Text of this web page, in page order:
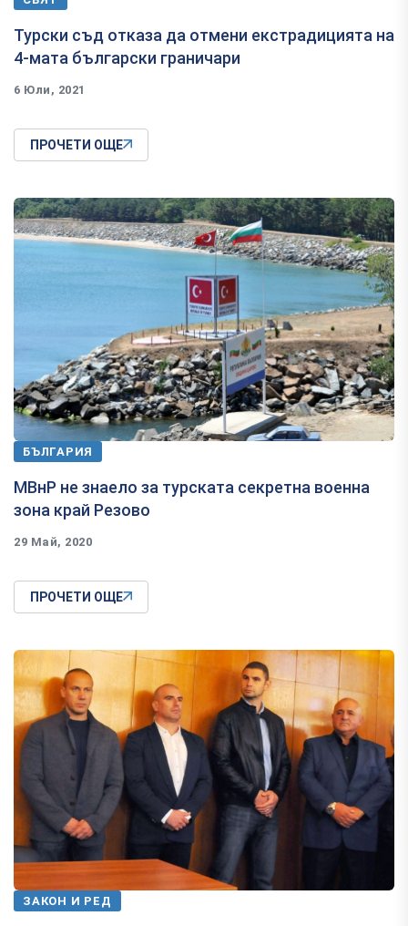
Турски съд отказа да отмени екстрадицията на
4-мата български граничари
6 Юли, 2021
ПРОЧЕТИ ОЩЕ
БЪЛГАРИЯ
МВнР не знаело за турската секретна военна
зона край Резово
29 Май, 2020
ПРОЧЕТИ ОЩЕ
ЗАКОН И РЕД